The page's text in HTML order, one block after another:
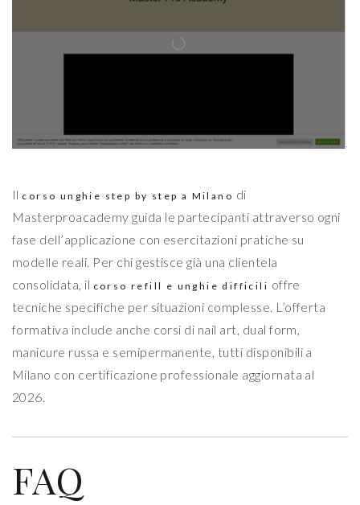
Il corso unghie step by step a Milano di
Masterproacademy guida le partecipanti attraverso ogni
fase dell’applicazione con esercitazioni pratiche su
modelle reali. Per chi gestisce già una clientela
consolidata, il corso refill e unghie difficili offre
tecniche specifiche per situazioni complesse. L’offerta
formativa include anche corsi di nail art, dual form,
manicure russa e semipermanente, tutti disponibili a
Milano con certificazione professionale aggiornata al
2026.
FAQ